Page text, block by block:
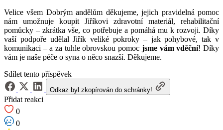
Velice všem Dobrým andělům děkujeme, jejich pravidelná pomoc
nám umožnuje koupit Jiříkovi zdravotní materiál, rehabilitační
pomůcky – zkrátka vše, co potřebuje a pomáhá mu k rozvoji. Díky
vaší podpoře udělal Jiřík veliké pokroky – jak pohybové, tak v
komunikaci – a za tuhle obrovskou pomoc jsme vám vděční! Díky
vám je naše péče o syna o něco snazší. Děkujeme.
Sdílet tento příspěvek
Odkaz byl zkopírován do schránky!
Přidat reakci
0
0